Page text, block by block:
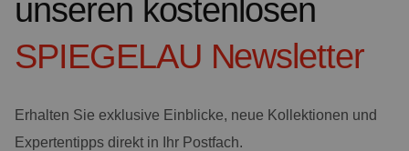
unseren kostenlosen
SPIEGELAU Newsletter
Erhalten Sie exklusive Einblicke, neue Kollektionen und
Expertentipps direkt in Ihr Postfach.